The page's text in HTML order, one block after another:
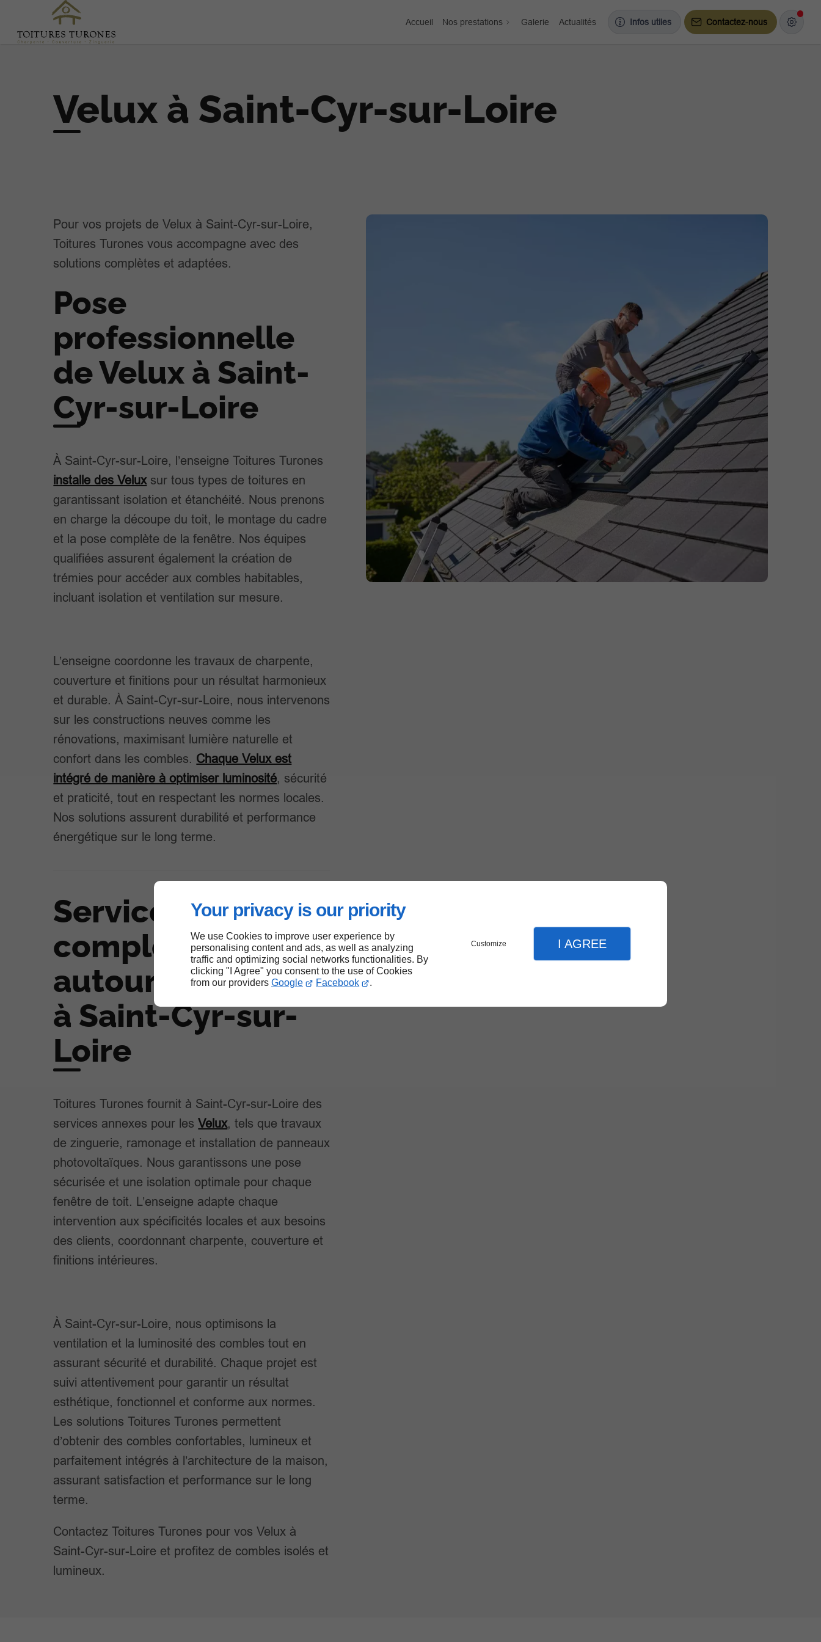
Your privacy is our priority
We use Cookies to improve user experience by
personalising content and ads, as well as analyzing
traffic and optimizing social networks functionalities. By
clicking "I Agree" you consent to the use of Cookies
from our providers Google Facebook .
Customize I AGREE
Accueil Nos prestations Galerie Actualités Infos utiles Contactez-nous
Velux à Saint-Cyr-sur-Loire
Pour vos projets de Velux à Saint-Cyr-sur-Loire,
Toitures Turones vous accompagne avec des
solutions complètes et adaptées.
Pose
professionnelle
de Velux à Saint-
Cyr-sur-Loire
À Saint-Cyr-sur-Loire, l’enseigne Toitures Turones
installe des Veluxsur tous types de toitures en
garantissant isolation et étanchéité. Nous prenons
en charge la découpe du toit, le montage du cadre
et la pose complète de la fenêtre. Nos équipes
qualifiées assurent également la création de
trémies pour accéder aux combles habitables,
incluant isolation et ventilation sur mesure.
L’enseigne coordonne les travaux de charpente,
couverture et finitions pour un résultat harmonieux
et durable. À Saint-Cyr-sur-Loire, nous intervenons
sur les constructions neuves comme les
rénovations, maximisant lumière naturelle et
confort dans les combles. Chaque Velux est
intégré de manière à optimiser luminosité, sécurité
et praticité, tout en respectant les normes locales.
Nos solutions assurent durabilité et performance
énergétique sur le long terme.
Services
complémentaires
autour des Velux
à Saint-Cyr-sur-
Loire
Toitures Turones fournit à Saint-Cyr-sur-Loire des
services annexes pour lesVelux, tels que travaux
de zinguerie, ramonage et installation de panneaux
photovoltaïques. Nous garantissons une pose
sécurisée et une isolation optimale pour chaque
fenêtre de toit. L’enseigne adapte chaque
intervention aux spécificités locales et aux besoins
des clients, coordonnant charpente, couverture et
finitions intérieures.
À Saint-Cyr-sur-Loire, nous optimisons la
ventilation et la luminosité des combles tout en
assurant sécurité et durabilité. Chaque projet est
suivi attentivement pour garantir un résultat
esthétique, fonctionnel et conforme aux normes.
Les solutions Toitures Turones permettent
d’obtenir des combles confortables, lumineux et
parfaitement intégrés à l’architecture de la maison,
assurant satisfaction et performance sur le long
terme.
Contactez Toitures Turones pour vos Velux à
Saint-Cyr-sur-Loire et profitez de combles isolés et
lumineux.